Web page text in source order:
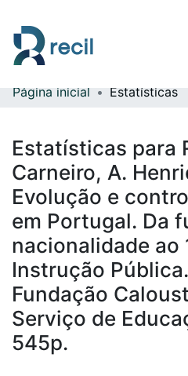
Comunidades & Coleções
Página inicial Estatísticas
Estatísticas para
Carneiro, A.
Evolução e
em Portugal. Da
nacionalidade ao
Instrução
Fundação
Serviço de
545p.